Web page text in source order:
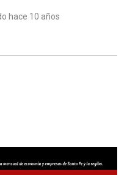
hace 10 años